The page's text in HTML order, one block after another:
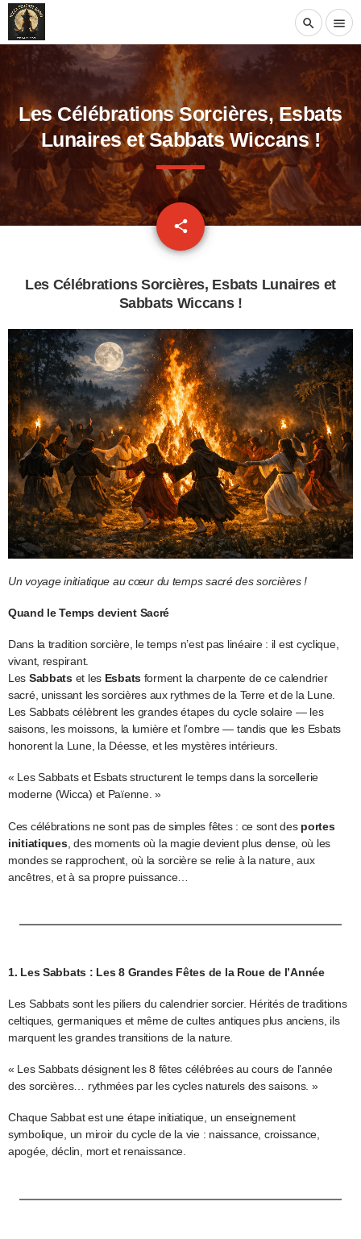
search menu
Les Célébrations Sorcières, Esbats
Lunaires et Sabbats Wiccans !
share
email
Les Célébrations Sorcières, Esbats Lunaires et
Sabbats Wiccans!
Un voyage initiatique au cœur du temps sacré des sorcières !
Quand le Temps devient Sacré
Dans la tradition sorcière, le temps n’est pas linéaire : il est cyclique,
vivant, respirant.
Les Sabbatset les Esbats forment la charpente de ce calendrier
sacré, unissant les sorcières aux rythmes de la Terre et de la Lune.
Les Sabbats célèbrent les grandes étapes du cycle solaire — les
saisons, les moissons, la lumière et l’ombre — tandis que les Esbats
honorent la Lune, la Déesse, et les mystères intérieurs.
« Les Sabbats et Esbats structurent le temps dans la sorcellerie
moderne (Wicca) et Païenne. »
Ces célébrations ne sont pas de simples fêtes : ce sont des portes
initiatiques, des moments où la magie devient plus dense, où les
mondes se rapprochent, où la sorcière se relie à la nature, aux
ancêtres, et à sa propre puissance…
1. Les Sabbats : Les 8 Grandes Fêtes de la Roue de l’Année
Les Sabbats sont les piliers du calendrier sorcier. Hérités de traditions
celtiques, germaniques et même de cultes antiques plus anciens, ils
marquent les grandes transitions de la nature.
« Les Sabbats désignent les 8 fêtes célébrées au cours de l’année
des sorcières… rythmées par les cycles naturels des saisons. »
Chaque Sabbat est une étape initiatique, un enseignement
symbolique, un miroir du cycle de la vie : naissance, croissance,
apogée, déclin, mort et renaissance.